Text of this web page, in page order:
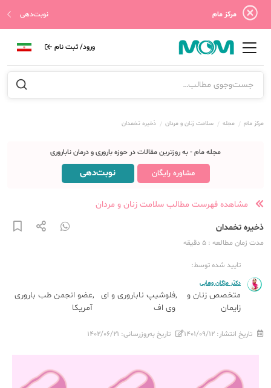
مرکز مام نوبت‌دهی
ورود/ ثبت نام
مرکز مام مجله سلامت زنان و مردان ذخیره تخمدان
مجله مام - به روزترین مقالات در حوزه باروری و درمان ناباروری
مشاوره رایگان نوبت‌دهی
مشاهده فهرست مطالب سلامت زنان و مردان
ذخیره تخمدان
مدت زمان مطالعه : 5 دقیقه
تایید شده توسط:
دکتر مژگان وهابی
متخصص زنان و
زایمان
فلوشیپ ناباروری و ای
وی اف
عضو انجمن طب باروری
آمریکا
تاریخ انتشار: ۱۴۰۱/۰۹/۱۲ تاریخ به‌روزرسانی: ۱۴۰۲/۰۶/۲۱